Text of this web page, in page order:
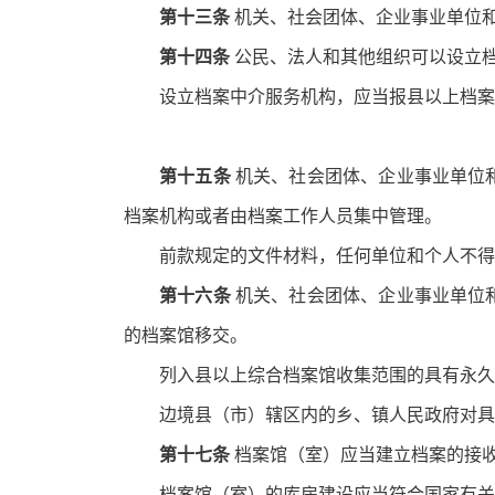
第十三条机关、社会团体、企业事业单位
第十四条 公民、法人和其他组织可以设立
设立档案中介服务机构，应当报县以上档
第十五条机关、社会团体、企业事业单位
档案机构或者由档案工作人员集中管理。
前款规定的文件材料，任何单位和个人不
第十六条机关、社会团体、企业事业单位
的档案馆移交。
列入县以上综合档案馆收集范围的具有永
边境县（市）辖区内的乡、镇人民政府对
第十七条档案馆（室）应当建立档案的接